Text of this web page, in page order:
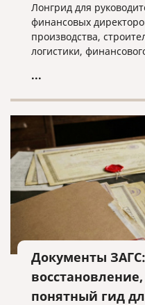
Лонгрид для
финансовых
производства,
логистики,
этапами, документами,
...
Документы
понятный гид